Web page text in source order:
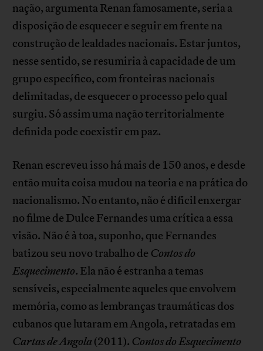
nação, argumenta Renan famosamente, seria a
disposição de esquecer e seguir em frente na
construção de lealdades nacionais. Estar juntos,
nesse sentido, se resumiria à capacidade de um
grupo específico, com fronteiras nacionais
delimitadas, de esquecer o processo pelo qual
surgiu. Só assim uma nação territorialmente
definida pode coexistir em paz.
Renan escreveu isso há mais de 150 anos, e desde
então muita coisa mudou na teoria e na prática do
nacionalismo. No entanto, não é difícil enxergar
no filme de Dulce Fernandes uma crítica a essa
visão. Não é à toa, suponho, que Fernandes
batizou seu novo trabalho de Contos do
Esquecimento. Ela não é estranha a temas
sensíveis, especialmente aqueles que envolvem
memória, como as lembranças traumáticas dos
cubanos que lutaram em Angola, retratadas em
Cartas de Angola (2011). Contos do Esquecimento